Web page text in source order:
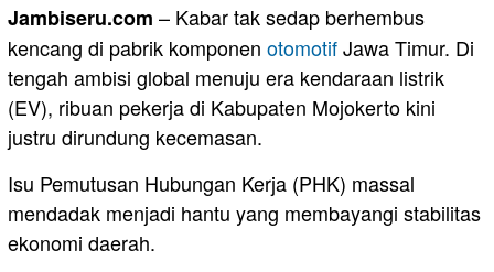
Jambiseru.com – Kabar tak sedap berhembus
kencang di pabrik komponen otomotifJawa Timur. Di
tengah ambisi global menuju era kendaraan listrik
(EV), ribuan pekerja di Kabupaten Mojokerto kini
justru dirundung kecemasan.
Isu Pemutusan Hubungan Kerja (PHK) massal
mendadak menjadi hantu yang membayangi stabilitas
ekonomi daerah.